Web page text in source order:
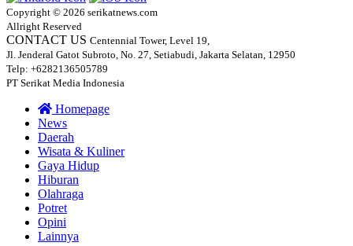
Copyright © 2026 serikatnews.com
Allright Reserved
CONTACT US Centennial Tower, Level 19,
Jl. Jenderal Gatot Subroto, No. 27, Setiabudi, Jakarta Selatan, 12950
Telp: +6282136505789
PT Serikat Media Indonesia
Homepage
News
Daerah
Wisata & Kuliner
Gaya Hidup
Hiburan
Olahraga
Potret
Opini
Lainnya